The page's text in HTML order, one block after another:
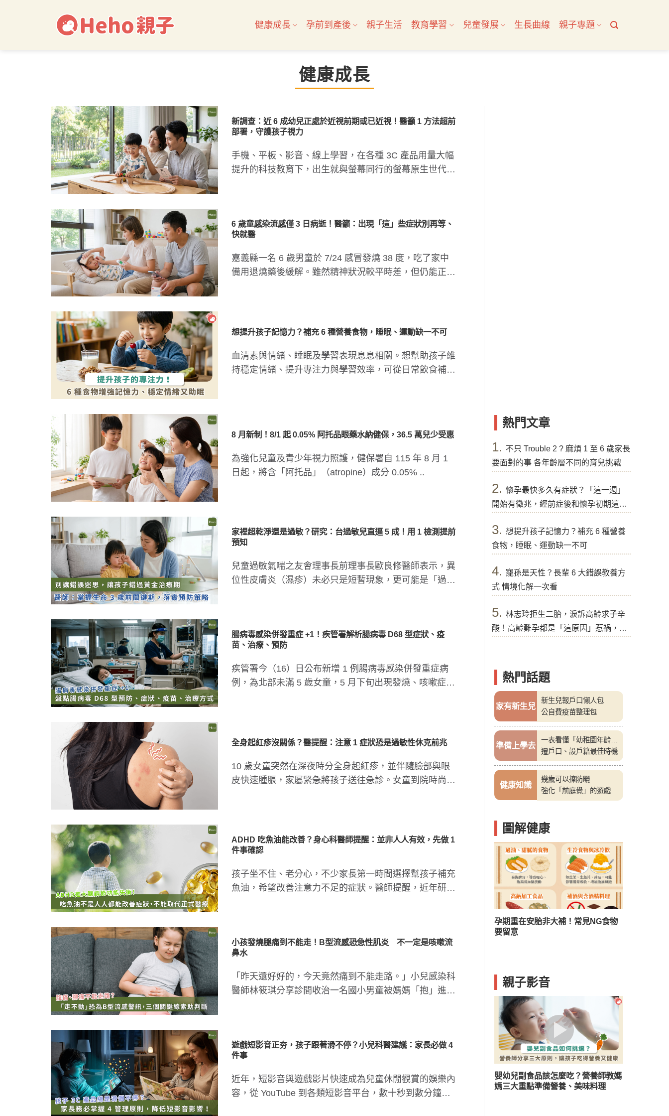
健康成長 孕前到產後 親子生活 教育學習 兒童發展 生長曲線 親子專題
健康成長
新調查：近 6 成幼兒正處於近視前期或已近視！醫籲 1 方法超前
部署，守護孩子視力
手機、平板、影音、線上學習，在各種 3C 產品用量大幅
提升的科技教育下，出生就與螢幕同行的螢幕原生世代，
6 歲童感染流感僅 3 日病逝！醫籲：出現「這」些症狀別再等、
快就醫
嘉義縣一名 6 歲男童於 7/24 感冒發燒 38 度，吃了家中
備用退燒藥後緩解。雖然精神狀況較平時差，但仍能正常
想提升孩子記憶力？補充 6 種營養食物，睡眠、運動缺一不可
血清素與情緒、睡眠及學習表現息息相關。想幫助孩子維
持穩定情緒、提升專注力與學習效率，可從日常飲食補充
8 月新制！8/1 起 0.05% 阿托品眼藥水納健保，36.5 萬兒少受惠
為強化兒童及青少年視力照護，健保署自 115 年 8 月 1
日起，將含「阿托品」（atropine）成分 0.05% ..
家裡超乾淨還是過敏？研究：台過敏兒直逼 5 成！用 1 檢測提前
預知
兒童過敏氣喘之友會理事長前理事長歐良修醫師表示，異
位性皮膚炎（濕疹）未必只是短暫現象，更可能是「過敏
腸病毒感染併發重症 +1！疾管署解析腸病毒 D68 型症狀、疫
苗、治療、預防
疾管署今（16）日公布新增 1 例腸病毒感染併發重症病
例，為北部未滿 5 歲女童，5 月下旬出現發燒、咳嗽症
全身起紅疹沒關係？醫提醒：注意 1 症狀恐是過敏性休克前兆
10 歲女童突然在深夜時分全身起紅疹，並伴隨臉部與眼
皮快速腫脹，家屬緊急將孩子送往急診。女童到院時尚未
ADHD 吃魚油能改善？身心科醫師提醒：並非人人有效，先做 1
件事確認
孩子坐不住、老分心，不少家長第一時間選擇幫孩子補充
魚油，希望改善注意力不足的症狀。醫師提醒，近年研究
小孩發燒腿痛到不能走！B型流感恐急性肌炎 不一定是咳嗽流
鼻水
「昨天還好好的，今天竟然痛到不能走路。」小兒感染科
醫師林筱琪分享診間收治一名國小男童被媽媽「抱」進門
遊戲短影音正夯，孩子跟著滑不停？小兒科醫建議：家長必做 4
件事
近年，短影音與遊戲影片快速成為兒童休閒觀賞的娛樂內
容，從 YouTube 到各類短影音平台，數十秒到數分鐘一
熱門文章
1. 不只 Trouble 2 ? 麻煩 1 至 6 歲家長
要面對的事 各年齡層不同的育兒挑戰
2. 懷孕最快多久有症狀？「這一週」
開始有徵兆，經前症後和懷孕初期這樣
分辨
3. 想提升孩子記憶力？補充 6 種營養
食物，睡眠、運動缺一不可
4. 寵孫是天性？長輩 6 大錯誤教養方
式 情境化解一次看
5. 林志玲拒生二胎，淚訴高齡求子辛
酸！高齡難孕都是「這原因」惹禍，醫
提醒好孕秘訣
熱門話題
家有新生兒
新生兒報戶口懶人包
公自費疫苗整理包
準備上學去
一表看懂「幼稚園年齡
表」
遷戶口、設戶籍最佳時機
健康知識
幾歲可以擦防曬
強化「前庭覺」的遊戲
圖解健康
孕期重在安胎非大補！常見NG食物
要留意
親子影音
嬰幼兒副食品該怎麼吃？營養師教媽
媽三大重點準備營養、美味料理